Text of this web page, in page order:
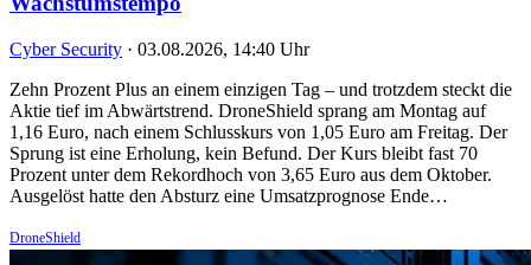
Cyber Security · 03.08.2026, 14:40 Uhr
Zehn Prozent Plus an einem einzigen Tag – und trotzdem steckt die
Aktie tief im Abwärtstrend. DroneShield sprang am Montag auf
1,16 Euro, nach einem Schlusskurs von 1,05 Euro am Freitag. Der
Sprung ist eine Erholung, kein Befund. Der Kurs bleibt fast 70
Prozent unter dem Rekordhoch von 3,65 Euro aus dem Oktober.
Ausgelöst hatte den Absturz eine Umsatzprognose Ende…
DroneShield